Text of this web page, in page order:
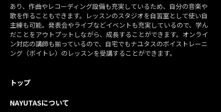
あり、作曲やレコーディング設備も充実しているため、自分の音楽や
歌を作ることもできます。レッスンのスタジオを自習室として使い自
主練も可能。発表会やライブなどイベントも充実しているので、学ん
だことをアウトプットしながら、成長することができます。オンライ
ン対応の講師も揃っているので、自宅でもナユタスのボイストレーニ
ング（ボイトレ）のレッスンを受講することができます。
トップ
NAYUTASについて